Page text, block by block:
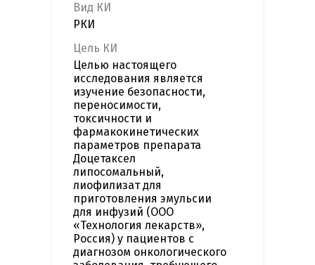
Вид КИ
РКИ
Цель КИ
Целью настоящего
исследования является
изучение безопасности,
переносимости,
токсичности и
фармакокинетических
параметров препарата
Доцетаксел
липосомальный,
лиофилизат для
приготовления эмульсии
для инфузий (ООО
«Технология лекарств»,
Россия) у пациентов с
диагнозом онкологического